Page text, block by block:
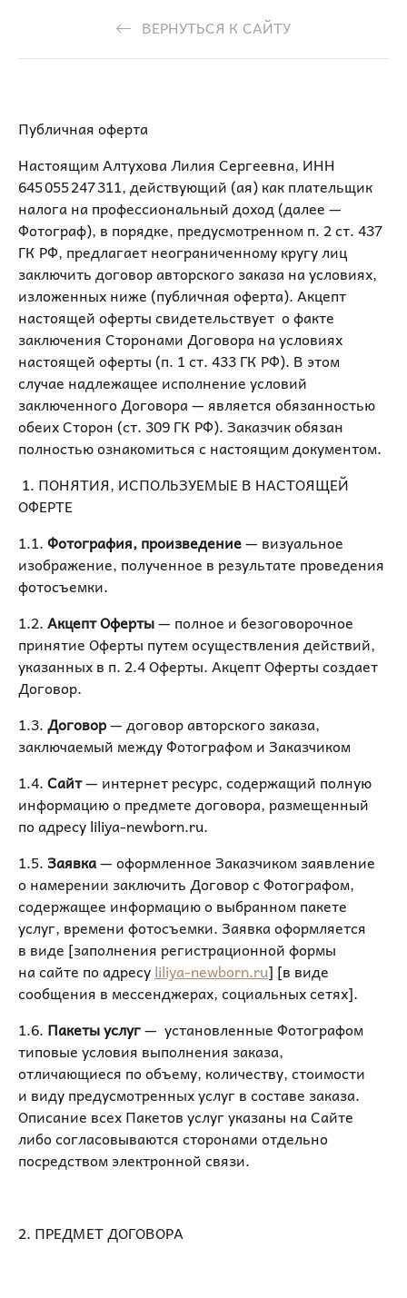
ВЕРНУТЬСЯ К САЙТУ
Публичная оферта
Настоящим Алтухова Лилия Сергеевна, ИНН
645 055 247 311, действующий (ая) как плательщик
налога на профессиональный доход (далее —
Фотограф), в порядке, предусмотренном п. 2 ст. 437
ГК РФ, предлагает неограниченному кругу лиц
заключить договор авторского заказа на условиях,
изложенных ниже (публичная оферта). Акцепт
настоящей оферты свидетельствует о факте
заключения Сторонами Договора на условиях
настоящей оферты (п. 1 ст. 433 ГК РФ). В этом
случае надлежащее исполнение условий
заключенного Договора — является обязанностью
обеих Сторон (ст. 309 ГК РФ). Заказчик обязан
полностью ознакомиться с настоящим документом.
1. ПОНЯТИЯ, ИСПОЛЬЗУЕМЫЕ В НАСТОЯЩЕЙ
ОФЕРТЕ
1.1.Фотография, произведение— визуальное
изображение, полученное в результате проведения
фотосъемки.
1.2.Акцепт Оферты— полное и безоговорочное
принятие Оферты путем осуществления действий,
указанных в п. 2.4 Оферты. Акцепт Оферты создает
Договор.
1.3.Договор— договор авторского заказа,
заключаемый между Фотографом и Заказчиком
1.4.Сайт— интернет ресурс, содержащий полную
информацию о предмете договора, размещенный
по адресу liliya-newborn.ru.
1.5.Заявка— оформленное Заказчиком заявление
о намерении заключить Договор с Фотографом,
содержащее информацию о выбранном пакете
услуг, времени фотосъемки. Заявка оформляется
в виде [заполнения регистрационной формы
на сайте по адресуliliya-newborn.ru] [в виде
сообщения в мессенджерах, социальных сетях].
1.6. Пакеты услуг— установленные Фотографом
типовые условия выполнения заказа,
отличающиеся по объему, количеству, стоимости
и виду предусмотренных услуг в составе заказа.
Описание всех Пакетов услуг указаны на Сайте
либо согласовываются сторонами отдельно
посредством электронной связи.
2. ПРЕДМЕТ ДОГОВОРА